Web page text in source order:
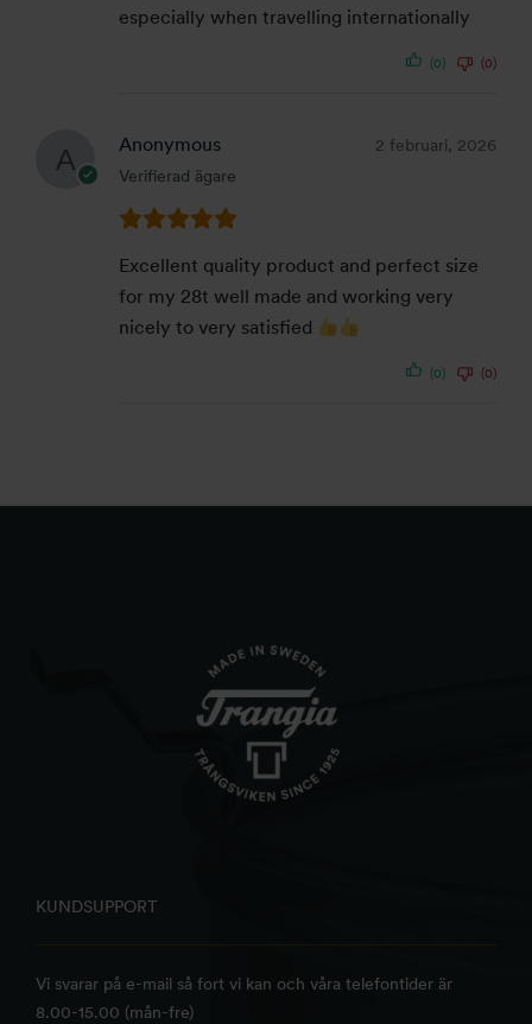
especially when travelling internationally
(0) (0)
Anonymous
Verifierad ägare
2 februari, 2026
Excellent quality product and perfect size
for my 28t well made and working very
nicely to very satisfied
(0) (0)
KUNDSUPPORT
Vi svarar på e-mail så fort vi kan och våra telefontider är
8.00-15.00 (mån-fre)